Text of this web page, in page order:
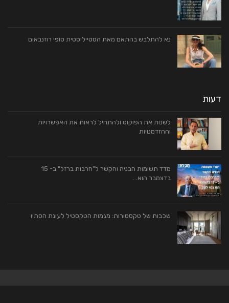
נא להתלבש בהתאם מאת הסטייליסטית סופי רוזנבאום
דעות
לשנות את הפוקוס ולהתחיל לראות את האפשרויות
וההזדמנויות
מדד תשומות הבניה והקשר ל"חרבות ברזל" ב- 15
בדצמבר הוא…
שכבות של טקסטורות: מגמות הטקסטיל לעונת הסתיו